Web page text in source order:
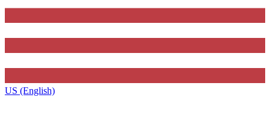
US (English)